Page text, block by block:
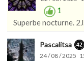
1
Superbe nocturne.
Pascalitsa
24 / 08 / 2025